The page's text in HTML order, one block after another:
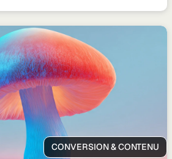
CONVERSION & CONTENU